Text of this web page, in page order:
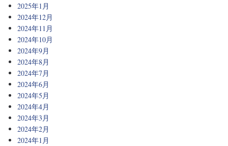
2025年1月
2024年12月
2024年11月
2024年10月
2024年9月
2024年8月
2024年7月
2024年6月
2024年5月
2024年4月
2024年3月
2024年2月
2024年1月